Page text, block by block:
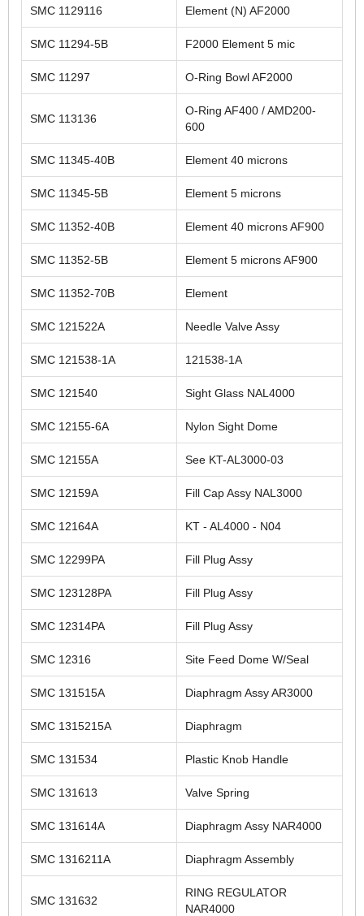
SMC 1129116 Element (N) AF2000
SMC 11294-5B F2000 Element 5 mic
SMC 11297 O-Ring Bowl AF2000
SMC 113136
O-Ring AF400 / AMD200-
600
SMC 11345-40B Element 40 microns
SMC 11345-5B Element 5 microns
SMC 11352-40B Element 40 microns AF900
SMC 11352-5B Element 5 microns AF900
SMC 11352-70B Element
SMC 121522A Needle Valve Assy
SMC 121538-1A 121538-1A
SMC 121540 Sight Glass NAL4000
SMC 12155-6A Nylon Sight Dome
SMC 12155A See KT-AL3000-03
SMC 12159A Fill Cap Assy NAL3000
SMC 12164A KT - AL4000 - N04
SMC 12299PA Fill Plug Assy
SMC 123128PA Fill Plug Assy
SMC 12314PA Fill Plug Assy
SMC 12316 Site Feed Dome W/Seal
SMC 131515A Diaphragm Assy AR3000
SMC 1315215A Diaphragm
SMC 131534 Plastic Knob Handle
SMC 131613 Valve Spring
SMC 131614A Diaphragm Assy NAR4000
SMC 1316211A Diaphragm Assembly
SMC 131632
RING REGULATOR
NAR4000